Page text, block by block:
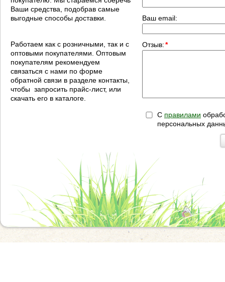
Ваши средства, подобрав самые
выгодные способы доставки.
Работаем как с розничными, так и с
оптовыми покупателями. Оптовым
покупателям рекомендуем
связаться с нами по форме
обратной связи в разделе контакты,
чтобы запросить прайс-лист, или
скачать его в каталоге.
Ваш email:
Отзыв:*
С правилами
персональных